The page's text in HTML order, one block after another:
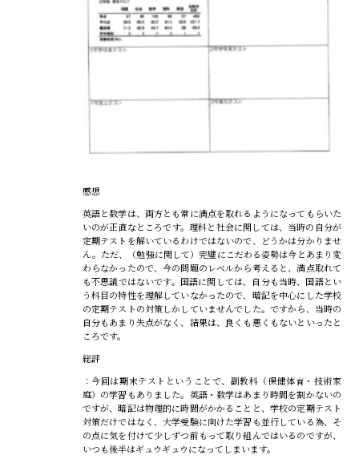
感想
英語と数学は、両方とも常に満点を取れるようになってもらいた
いのが正直なところです。理科と社会に関しては、当時の自分が
定期テストを解いているわけではないので、どうかは分かりませ
ん。ただ、（勉強に関して）完璧にこだわる姿勢は今とあまり変
わらなかったので、今の問題のレベルから考えると、満点取れて
も不思議ではないです。国語に関しては、自分も当時、国語とい
う科目の特性を理解していなかったので、暗記を中心にした学校
の定期テストの対策しかしていませんでした。ですから、当時の
自分もあまり失点がなく、結果は、良くも悪くもないといったと
ころです。
総評
：今回は期末テストということで、副教科（保健体育・技術家
庭）の学習もありました。英語・数学はあまり時間を割かないの
ですが、暗記は物理的に時間がかかることと、学校の定期テスト
対策だけではなく、大学受験に向けた学習も並行している為、そ
の点に気を付けて少しずつ前もって取り組んではいるのですが、
いつも後半はギュウギュウになってしまいます。